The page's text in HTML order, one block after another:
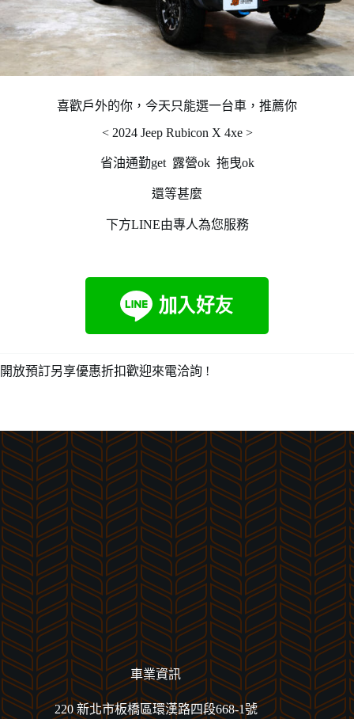
喜歡戶外的你，今天只能選一台車，推薦你
< 2024 Jeep Rubicon X 4xe >
省油通勤get 露營ok 拖曳ok
還等甚麼
下方LINE由專人為您服務
開放預訂另享優惠折扣歡迎來電洽詢 !
車業資訊
220 新北市板橋區環漢路四段668-1號